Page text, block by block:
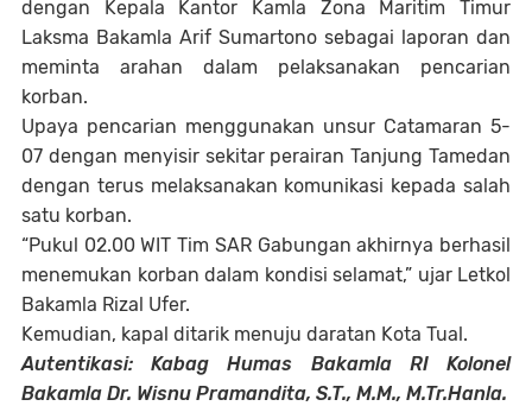
dengan Kepala Kantor Kamla Zona Maritim Timur
Laksma Bakamla Arif Sumartono sebagai laporan dan
meminta arahan dalam pelaksanakan pencarian
korban.
Upaya pencarian menggunakan unsur Catamaran 5-
07 dengan menyisir sekitar perairan Tanjung Tamedan
dengan terus melaksanakan komunikasi kepada salah
satu korban.
“Pukul 02.00 WIT Tim SAR Gabungan akhirnya berhasil
menemukan korban dalam kondisi selamat,” ujar Letkol
Bakamla Rizal Ufer.
Kemudian, kapal ditarik menuju daratan Kota Tual.
Autentikasi: Kabag Humas Bakamla RI Kolonel
Bakamla Dr. Wisnu Pramandita, S.T., M.M., M.Tr.Hanla.